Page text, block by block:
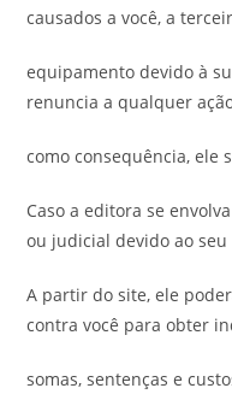
causados ​​a você, a
equipamento devido à
renuncia a qualquer
como consequência, ele
Caso a editora se
ou judicial devido ao seu
A partir do site, ele
contra você para obter
somas, sentenças e